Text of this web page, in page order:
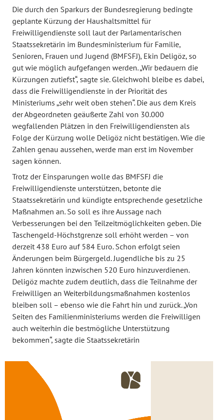
Die durch den Sparkurs der Bundesregierung bedingte
geplante Kürzung der Haushaltsmittel für
Freiwilligendienste soll laut der Parlamentarischen
Staatssekretärin im Bundesministerium für Familie,
Senioren, Frauen und Jugend (BMFSFJ), Ekin Deligöz, so
gut wie möglich aufgefangen werden. „Wir bedauern die
Kürzungen zutiefst“, sagte sie. Gleichwohl bleibe es dabei,
dass die Freiwilligendienste in der Priorität des
Ministeriums „sehr weit oben stehen“. Die aus dem Kreis
der Abgeordneten geäußerte Zahl von 30.000
wegfallenden Plätzen in den Freiwilligendiensten als
Folge der Kürzung wolle Deligöz nicht bestätigen. Wie die
Zahlen genau aussehen, werde man erst im November
sagen können.
Trotz der Einsparungen wolle das BMFSFJ die
Freiwilligendienste unterstützen, betonte die
Staatssekretärin und kündigte entsprechende gesetzliche
Maßnahmen an. So soll es ihre Aussage nach
Verbesserungen bei den Teilzeitmöglichkeiten geben. Die
Taschengeld-Höchstgrenze soll erhöht werden – von
derzeit 438 Euro auf 584 Euro. Schon erfolgt seien
Änderungen beim Bürgergeld. Jugendliche bis zu 25
Jahren könnten inzwischen 520 Euro hinzuverdienen.
Deligöz machte zudem deutlich, dass die Teilnahme der
Freiwilligen an Weiterbildungsmaßnahmen kostenlos
bleiben soll – ebenso wie die Fahrt hin und zurück. „Von
Seiten des Familienministeriums werden die Freiwilligen
auch weiterhin die bestmögliche Unterstützung
bekommen“, sagte die Staatssekretärin